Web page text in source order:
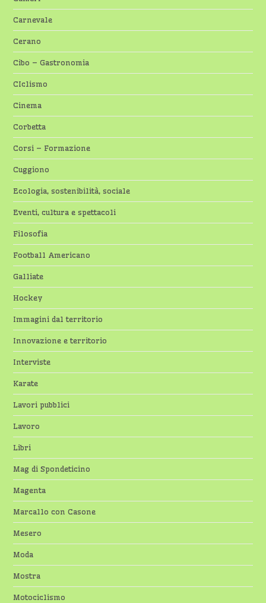
Carnevale
Cerano
Cibo – Gastronomia
CIclismo
Cinema
Corbetta
Corsi – Formazione
Cuggiono
Ecologia, sostenibilità, sociale
Eventi, cultura e spettacoli
Filosofia
Football Americano
Galliate
Hockey
Immagini dal territorio
Innovazione e territorio
Interviste
Karate
Lavori pubblici
Lavoro
Libri
Mag di Spondeticino
Magenta
Marcallo con Casone
Mesero
Moda
Mostra
Motociclismo